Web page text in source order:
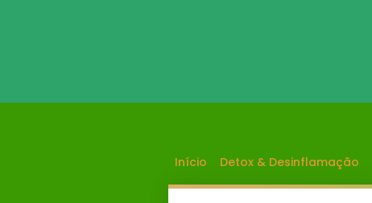
Início Detox & Desinflamação